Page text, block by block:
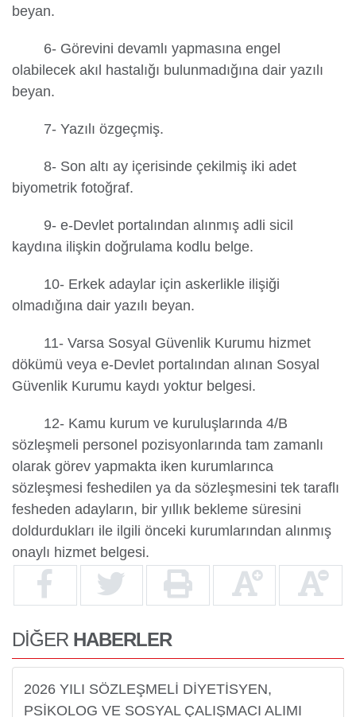
beyan.
6- Görevini devamlı yapmasına engel
olabilecek akıl hastalığı bulunmadığına dair yazılı
beyan.
7- Yazılı özgeçmiş.
8- Son altı ay içerisinde çekilmiş iki adet
biyometrik fotoğraf.
9- e-Devlet portalından alınmış adli sicil
kaydına ilişkin doğrulama kodlu belge.
10- Erkek adaylar için askerlikle ilişiği
olmadığına dair yazılı beyan.
11- Varsa Sosyal Güvenlik Kurumu hizmet
dökümü veya e-Devlet portalından alınan Sosyal
Güvenlik Kurumu kaydı yoktur belgesi.
12- Kamu kurum ve kuruluşlarında 4/B
sözleşmeli personel pozisyonlarında tam zamanlı
olarak görev yapmakta iken kurumlarınca
sözleşmesi feshedilen ya da sözleşmesini tek taraflı
fesheden adayların, bir yıllık bekleme süresini
doldurdukları ile ilgili önceki kurumlarından alınmış
onaylı hizmet belgesi.
DİĞER HABERLER
2026 YILI SÖZLEŞMELİ DİYETİSYEN,
PSİKOLOG VE SOSYAL ÇALIŞMACI ALIMI